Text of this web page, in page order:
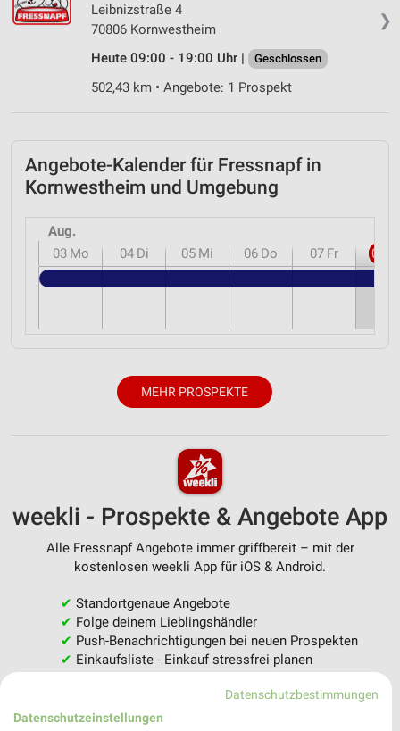
❯
Leibnizstraße 4
70806 Kornwestheim
Heute 09:00 - 19:00 Uhr |
Geschlossen
502,43 km • Angebote: 1 Prospekt
Angebote-Kalender für Fressnapf in
Kornwestheim und Umgebung
Aug.
03 Mo 04 Di 05 Mi 06 Do 07 Fr 08
MEHR PROSPEKTE
weekli - Prospekte & Angebote App
Alle Fressnapf Angebote immer griffbereit – mit der
kostenlosen weekli App für iOS & Android.
✔ Standortgenaue Angebote
✔ Folge deinem Lieblingshändler
✔ Push-Benachrichtigungen bei neuen Prospekten
✔ Einkaufsliste - Einkauf stressfrei planen
JETZT LADEN UND SPAREN!
Datenschutzbestimmungen
Datenschutzeinstellungen